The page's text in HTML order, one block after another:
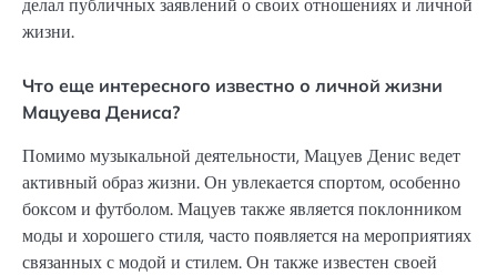
жизни.
Что еще интересного известно о личной жизни
Мацуева Дениса?
Помимо музыкальной деятельности, Мацуев Денис ведет
активный образ жизни. Он увлекается спортом, особенно
боксом и футболом. Мацуев также является поклонником
моды и хорошего стиля, часто появляется на мероприятиях
связанных с модой и стилем. Он также известен своей